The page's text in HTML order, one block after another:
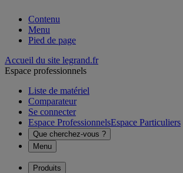
Contenu
Menu
Pied de page
Accueil du site legrand.fr
Espace professionnels
Liste de matériel
Comparateur
Se connecter
Espace ProfessionnelsEspace Particuliers
Que cherchez-vous ?
Menu
Produits